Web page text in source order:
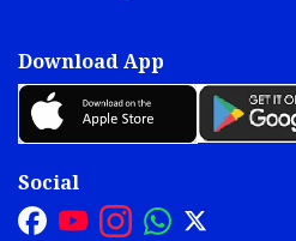
Download App
Social